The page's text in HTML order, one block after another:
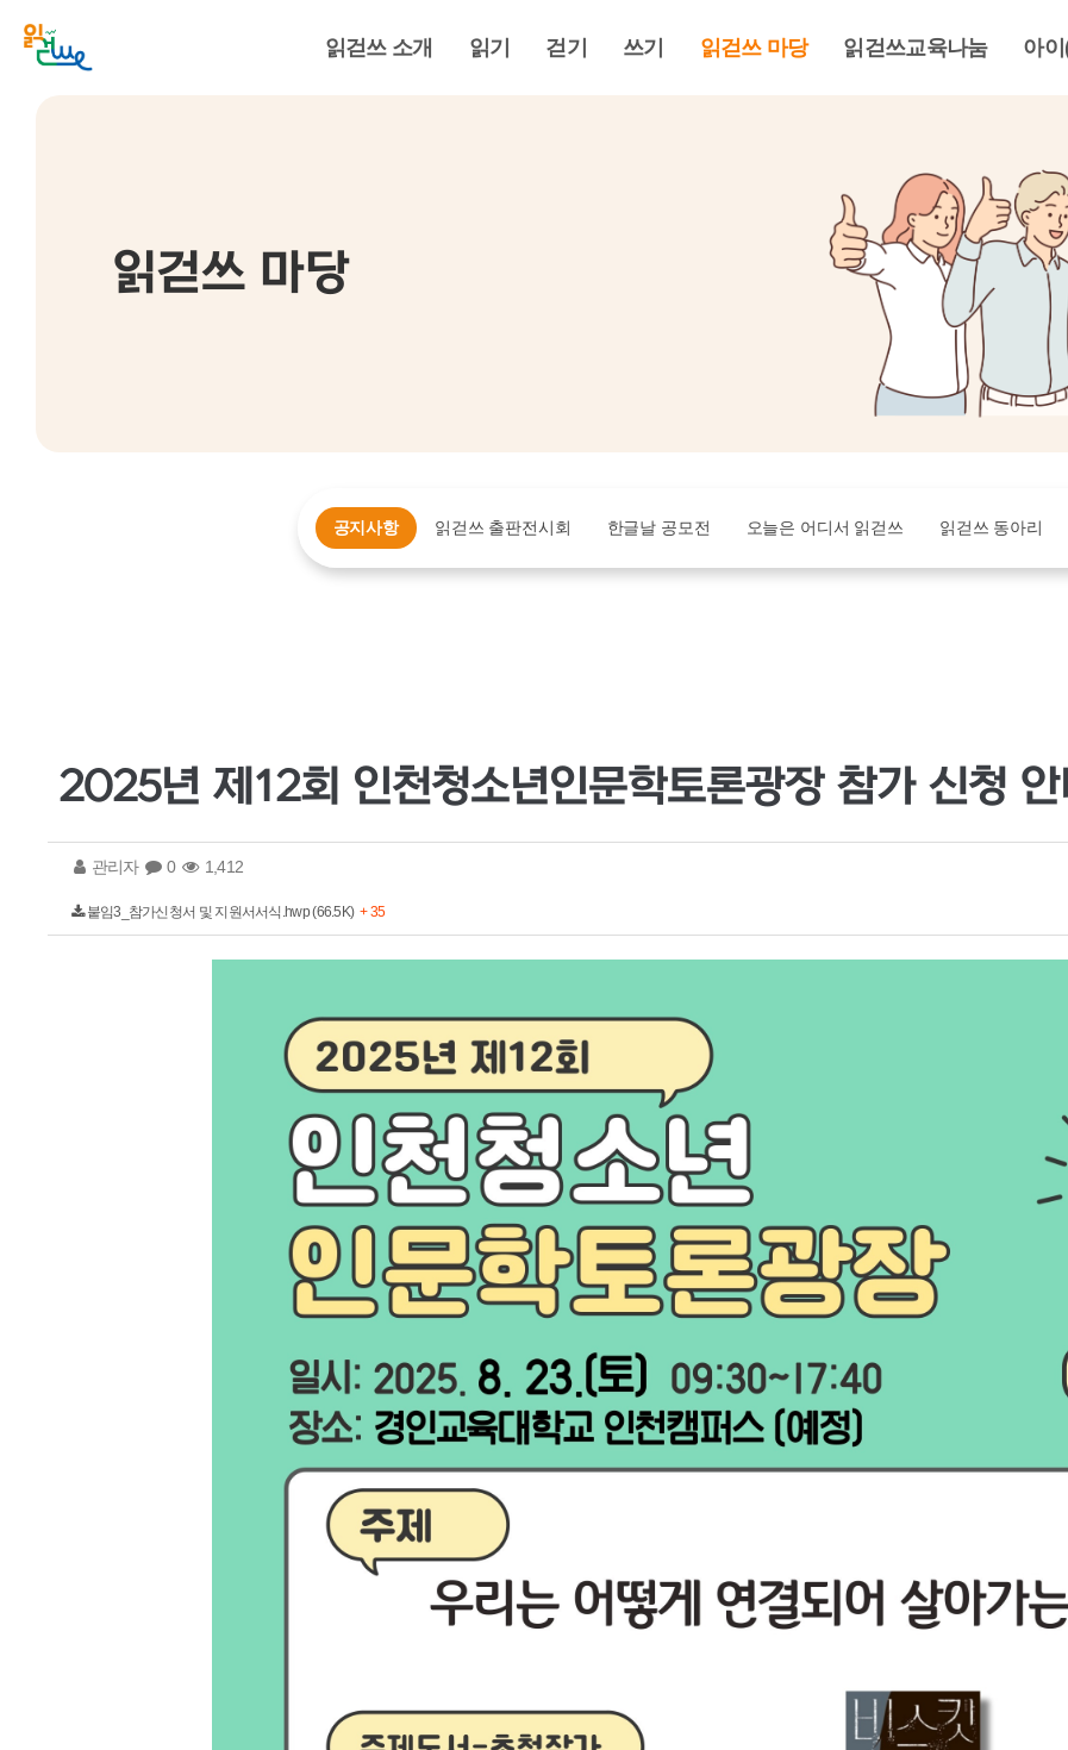
읽걷쓰 소개 읽기 걷기 쓰기 읽걷쓰 마당 읽걷쓰교육나눔 아이
읽걷쓰 마당
공지사항 읽걷쓰 출판전시회 한글날 공모전 오늘은 어디서 읽걷쓰 읽걷쓰 동아리
2025년 제12회 인천청소년인문학토론광장 참가 신청 안
관리자 0 1,412
붙임3_참가신청서 및 지원서서식.hwp (66.5K) + 35